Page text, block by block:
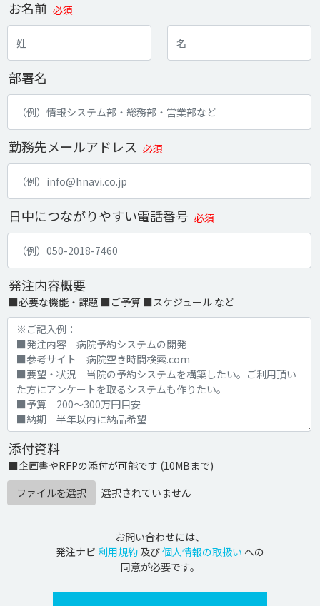
お名前 必須
部署名
勤務先メールアドレス 必須
日中につながりやすい電話番号 必須
発注内容概要
■必要な機能・課題 ■ご予算 ■スケジュール など
添付資料
■企画書やRFPの添付が可能です (10MBまで)
ファイルを選択
選択されていません
お問い合わせには、
発注ナビ 利用規約 及び個人情報の取扱い への
同意が必要です。